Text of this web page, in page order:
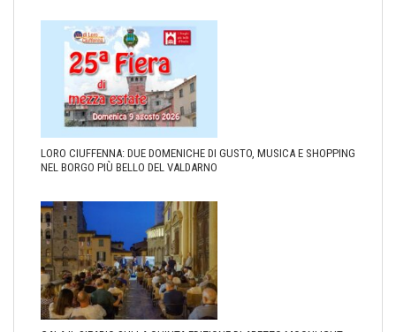
LORO CIUFFENNA: DUE DOMENICHE DI GUSTO, MUSICA E SHOPPING
NEL BORGO PIÙ BELLO DEL VALDARNO